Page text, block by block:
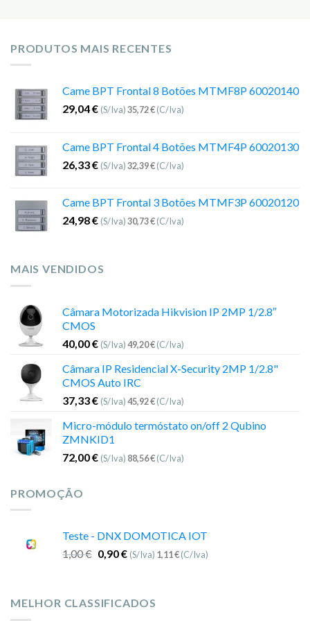
PRODUTOS MAIS RECENTES
Came BPT Frontal 8 Botões MTMF8P 60020140
29,04€ (S/Iva)35,72€(C/Iva)
Came BPT Frontal 4 Botões MTMF4P 60020130
26,33€ (S/Iva)32,39€(C/Iva)
Came BPT Frontal 3 Botões MTMF3P 60020120
24,98€ (S/Iva)30,73€(C/Iva)
MAIS VENDIDOS
Câmara Motorizada Hikvision IP 2MP 1/2.8″
CMOS
40,00€ (S/Iva)49,20€(C/Iva)
Câmara IP Residencial X-Security 2MP 1/2.8"
CMOS Auto IRC
37,33€ (S/Iva)45,92€(C/Iva)
Micro-módulo termóstato on/off 2 Qubino
ZMNKID1
72,00€ (S/Iva) 88,56€(C/Iva)
PROMOÇÃO
Teste - DNX DOMOTICA IOT
1,00€ 0,90€ (S/Iva) 1,11€(C/Iva)
MELHOR CLASSIFICADOS